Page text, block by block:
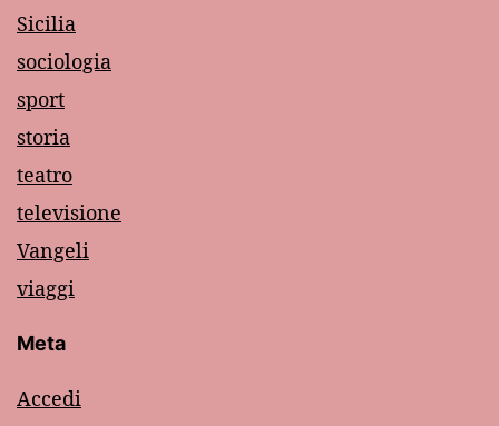
Sicilia
sociologia
sport
storia
teatro
televisione
Vangeli
viaggi
Meta
Accedi